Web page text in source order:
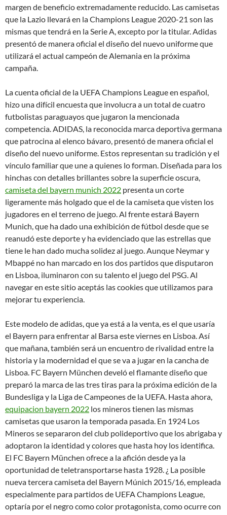
margen de beneficio extremadamente reducido. Las camisetas
que la Lazio llevará en la Champions League 2020-21 son las
mismas que tendrá en la Serie A, excepto por la titular. Adidas
presentó de manera oficial el diseño del nuevo uniforme que
utilizará el actual campeón de Alemania en la próxima
campaña.
La cuenta oficial de la UEFA Champions League en español,
hizo una difícil encuesta que involucra a un total de cuatro
futbolistas paraguayos que jugaron la mencionada
competencia. ADIDAS, la reconocida marca deportiva germana
que patrocina al elenco bávaro, presentó de manera oficial el
diseño del nuevo uniforme. Estos representan su tradición y el
vínculo familiar que une a quienes lo forman. Diseñada para los
hinchas con detalles brillantes sobre la superficie oscura,
camiseta del bayern munich 2022 presenta un corte
ligeramente más holgado que el de la camiseta que visten los
jugadores en el terreno de juego. Al frente estará Bayern
Munich, que ha dado una exhibición de fútbol desde que se
reanudó este deporte y ha evidenciado que las estrellas que
tiene le han dado mucha solidez al juego. Aunque Neymar y
Mbappé no han marcado en los dos partidos que disputaron
en Lisboa, iluminaron con su talento el juego del PSG. Al
navegar en este sitio aceptás las cookies que utilizamos para
mejorar tu experiencia.
Este modelo de adidas, que ya está a la venta, es el que usaría
el Bayern para enfrentar al Barsa este viernes en Lisboa. Así
que mañana, también será un encuentro de rivalidad entre la
historia y la modernidad el que se va a jugar en la cancha de
Lisboa. FC Bayern München develó el flamante diseño que
preparó la marca de las tres tiras para la próxima edición de la
Bundesliga y la Liga de Campeones de la UEFA. Hasta ahora,
equipacion bayern 2022 los mineros tienen las mismas
camisetas que usaron la temporada pasada. En 1924 Los
Mineros se separaron del club polideportivo que los abrigaba y
adoptaron la identidad y colores que hasta hoy los identifica.
El FC Bayern München ofrece a la afición desde ya la
oportunidad de teletransportarse hasta 1928. ¿ La posible
nueva tercera camiseta del Bayern Múnich 2015/16, empleada
especialmente para partidos de UEFA Champions League,
optaría por el negro como color protagonista, como ocurre con